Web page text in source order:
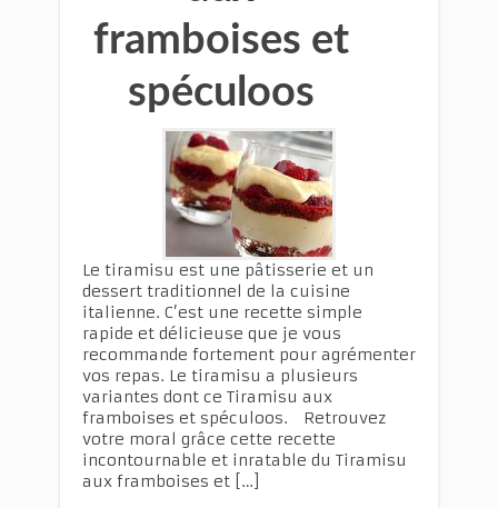
framboises et
spéculoos
Le tiramisu est une pâtisserie et un
dessert traditionnel de la cuisine
italienne. C’est une recette simple
rapide et délicieuse que je vous
recommande fortement pour agrémenter
vos repas. Le tiramisu a plusieurs
variantes dont ce Tiramisu aux
framboises et spéculoos. Retrouvez
votre moral grâce cette recette
incontournable et inratable du Tiramisu
aux framboises et […]